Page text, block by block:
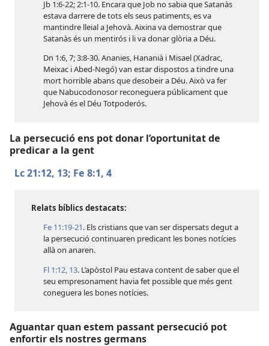
Jb 1:6-22;2:1-10. Encara que Job no sabia que Satanàs
estava darrere de tots els seus patiments, es va
mantindre lleial a Jehovà. Aixina va demostrar que
Satanàs és un mentirós i li va donar glòria a Déu.
Dn 1:6, 7;3:8-30. Ananies, Hananià i Misael (Xadrac,
Meixac i Abed-Negó) van estar dispostos a tindre una
mort horrible abans que desobeir a Déu. Això va fer
que Nabucodonosor reconeguera públicament que
Jehovà és el Déu Totpoderós.
La persecució ens pot donar l’oportunitat de
predicar a la gent
Lc 21:12, 13; Fe 8:1, 4
Relats bíblics destacats:
Fe 11:19-21. Els cristians que van ser dispersats degut a
la persecució continuaren predicant les bones notícies
allà on anaren.
Fl 1:12, 13. L’apòstol Pau estava content de saber que el
seu empresonament havia fet possible que més gent
coneguera les bones notícies.
Aguantar quan estem passant persecució pot
enfortir els nostres germans